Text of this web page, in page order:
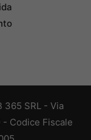
365 SRL - Via
- Codice Fiscale